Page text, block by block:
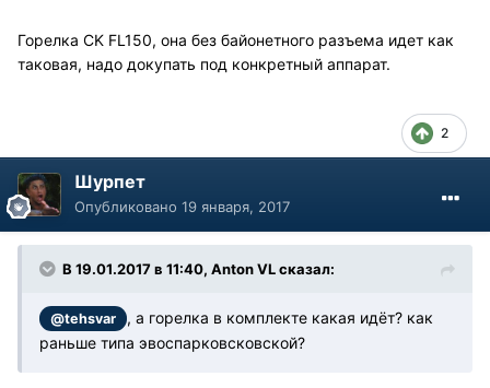
Горелка CK FL150, она без байонетного разъема идет как
таковая, надо докупать под конкретный аппарат.
2
Шурпет
Опубликовано 19 января, 2017
В 19.01.2017 в 11:40, Anton VL сказал:
@tehsvar
, а горелка в комплекте какая идёт? как
раньше типа эвоспарковсковской?